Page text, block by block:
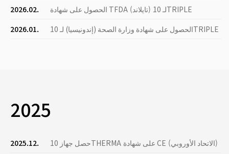
2026.02.
الحصول على شهادة TFDA (تايلاند) لـ 10TRIPLE
2026.01.
الحصول على شهادة وزارة الصحة (إندونيسيا) لـ 10TRIPLE
2025
2025.12.
حصل جهاز 10THERMA على شهادة CE (الاتحاد الأوروبي)